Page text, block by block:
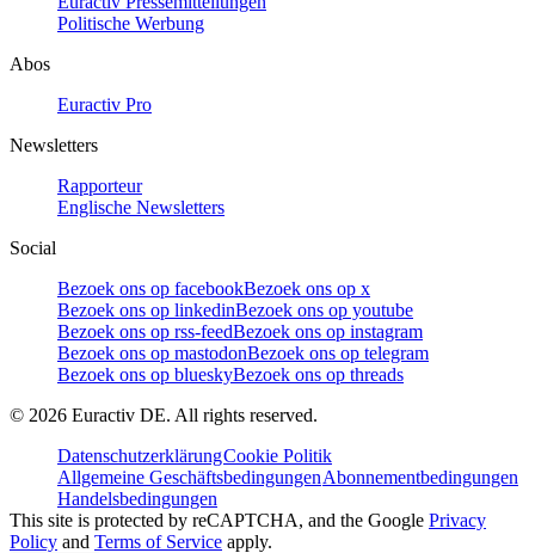
Politische Werbung
Abos
Euractiv Pro
Newsletters
Rapporteur
Englische Newsletters
Social
Bezoek ons op facebookBezoek ons op x
Bezoek ons op linkedinBezoek ons op youtube
Bezoek ons op rss-feedBezoek ons op instagram
Bezoek ons op mastodonBezoek ons op telegram
Bezoek ons op blueskyBezoek ons op threads
© 2026 Euractiv DE. All rights reserved.
DatenschutzerklärungCookie Politik
Allgemeine GeschäftsbedingungenAbonnementbedingungen
Handelsbedingungen
This site is protected by reCAPTCHA, and the Google Privacy
Policy and Terms of Service apply.